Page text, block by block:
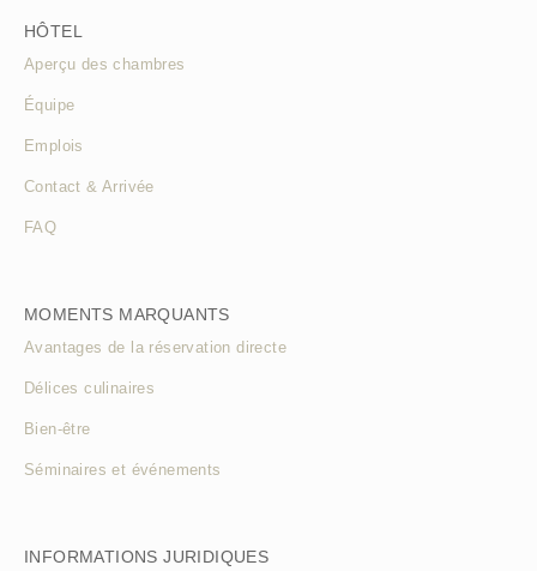
HÔTEL
Aperçu des chambres
Équipe
Emplois
Contact & Arrivée
FAQ
MOMENTS MARQUANTS
Avantages de la réservation directe
Délices culinaires
Bien-être
Séminaires et événements
INFORMATIONS JURIDIQUES